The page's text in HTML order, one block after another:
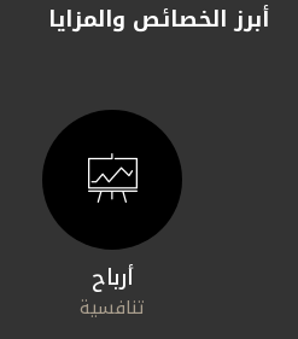
أبرز الخصائص والمزايا
أرباح
تنافسية